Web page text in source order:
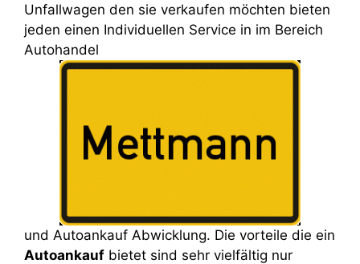
Unfallwagen den sie verkaufen möchten bieten
jeden einen Individuellen Service in im Bereich
Autohandel
und Autoankauf Abwicklung. Die vorteile die ein
Autoankauf bietet sind sehr vielfältig nur